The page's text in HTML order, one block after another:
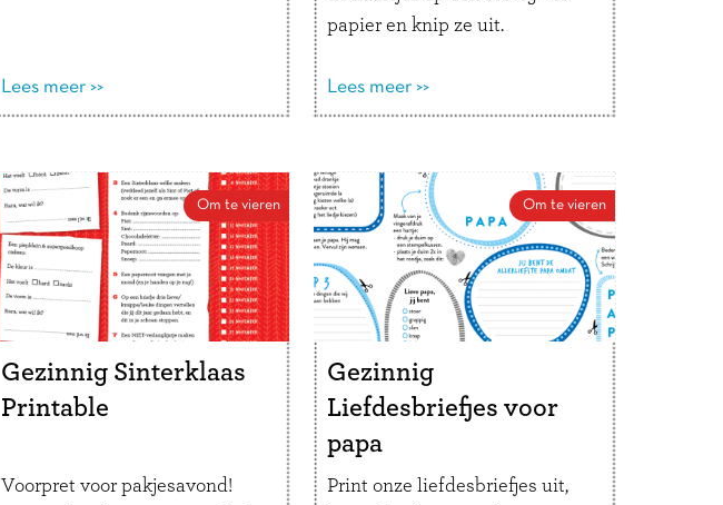
Lees meer >>
papier en knip ze uit.
Als kerstbal in de boom: kies
elke dag een bal en
Als label voor een cadeautje:
de ontvanger mag het
cadeautje pas openmaken als
de vraag beantwoord is.
Als tafelversiering: leg bij
iedereen een kaartje op het
bord. Stel tijdens het diner om
de beurt je vraag en laat hem
Leuk in de boom, als
cadeaulabel of leg er bij
Lees meer >>
Om te vieren
Gezinnig Sinterklaas
Printable
Voorpret voor pakjesavond!
Om te vieren
Gezinnig
Liefdesbriefjes voor
papa
Print onze liefdesbriefjes uit,